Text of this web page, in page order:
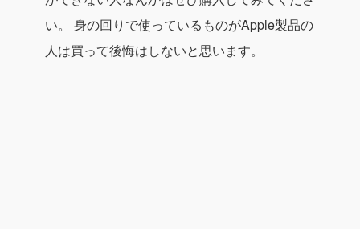
い。
身の回りで使っているものがApple製品の
人は買って後悔はしないと思います。